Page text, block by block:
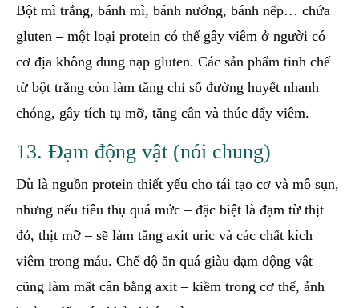
Bột mì trắng, bánh mì, bánh nướng, bánh nếp… chứa
gluten – một loại protein có thể gây viêm ở người có
cơ địa không dung nạp gluten. Các sản phẩm tinh chế
từ bột trắng còn làm tăng chỉ số đường huyết nhanh
chóng, gây tích tụ mỡ, tăng cân và thúc đẩy viêm.
13. Đạm động vật (nói chung)
Dù là nguồn protein thiết yếu cho tái tạo cơ và mô sụn,
nhưng nếu tiêu thụ quá mức – đặc biệt là đạm từ thịt
đỏ, thịt mỡ – sẽ làm tăng axit uric và các chất kích
viêm trong máu. Chế độ ăn quá giàu đạm động vật
cũng làm mất cân bằng axit – kiềm trong cơ thể, ảnh